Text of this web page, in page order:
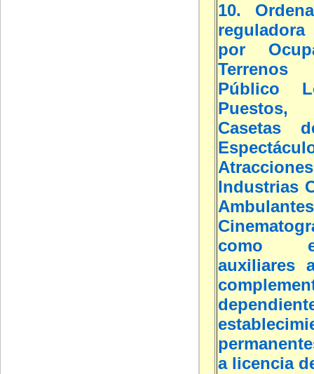
10.
por
Público
Puestos,
Casetas
Industrias
como
auxiliares
a licencia